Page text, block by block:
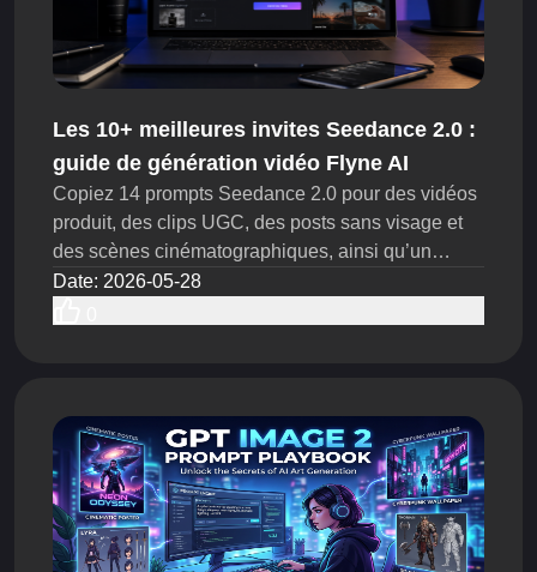
Les 10+ meilleures invites Seedance 2.0 :
guide de génération vidéo Flyne AI
Copiez 14 prompts Seedance 2.0 pour des vidéos
produit, des clips UGC, des posts sans visage et
des scènes cinématographiques, ainsi qu’un
workflow pratique Flyne AI pour tester des idées
Date: 2026-05-28